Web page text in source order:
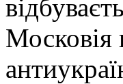
Московія